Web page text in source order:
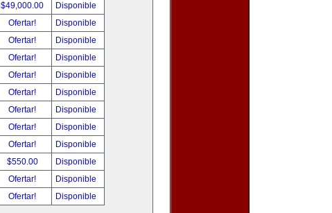
$49,000.00
Disponible
Ofertar!
Disponible
Ofertar!
Disponible
Ofertar!
Disponible
Ofertar!
Disponible
Ofertar!
Disponible
Ofertar!
Disponible
Ofertar!
Disponible
Ofertar!
Disponible
$550.00
Disponible
Ofertar!
Disponible
Ofertar! Disponible